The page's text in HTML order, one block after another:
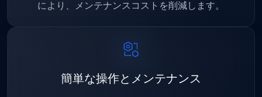
により、メンテナンスコストを削減します。
簡単な操作とメンテナンス